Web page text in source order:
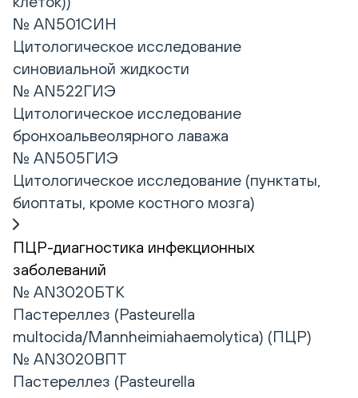
№ AN501СИН
Цитологическое исследование
синовиальной жидкости
№ AN522ГИЭ
Цитологическое исследование
бронхоальвеолярного лаважа
№ AN505ГИЭ
Цитологическое исследование (пунктаты,
биоптаты, кроме костного мозга)
ПЦР-диагностика инфекционных
заболеваний
№ AN3020БТК
Пастереллез (Pasteurella
multocida/Mannheimiahaemolytica) (ПЦР)
№ AN3020ВПТ
Пастереллез (Pasteurella